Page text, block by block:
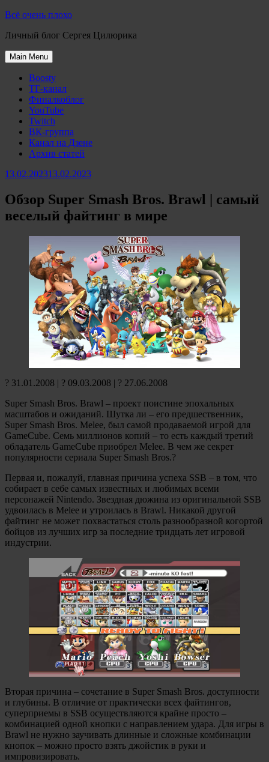
Skip
content
Всё очень плохо
Личный блог Сергея Цилюрика
Main Menu
Boosty
ТГ-канал
Финалкоблог
YouTube
Twitch
ВК-группа
Канал на Дзене
Архив статей
13.02.202313.02.2023
Обзор Super Smash Bros. Brawl | самый
веселый файтинг в мире
? 31.01.2008 | ? 09.03.2008 | ? 27.06.2008
Super Smash Bros. Brawl – проект поистине эпохальных
масштабов и ожиданий. Шутка ли – его предшественник,
Super Smash Bros. Melee, был самой продаваемой игрой для
GameCube. Семь миллионов копий – то есть каждый третий
обладатель GameCube приобрел Melee. В чем же секрет
популярности сериала Super Smash Bros.?
Первая и, пожалуй, главная причина успеха SSB – в том, что
собирает в себе самых известных и любимых всеми
персонажей Nintendo. Звездная дюжина из оригинальной SSB
удвоилась в Melee и утроилась в Brawl. Никакой другой
файтинг не может похвастаться столь разнообразной когортой
бойцов из лучших игр за последние тридцать лет игровой
индустрии.
Вторая причина – сочетание в Super Smash Bros. доступности
и глубины. В отличие от практически всех файтингов,
суперприемы в SSB осуществляются крайне просто –
комбинацией одной кнопки с направлением удара. Для игры в
Brawl не нужно заучивать длинные и сложные комбинации
кнопок – можно просто взять джойстик в руки и
импровизировать.